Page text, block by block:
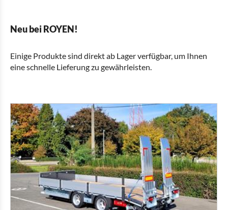
Neu bei ROYEN!
Einige Produkte sind direkt ab Lager verfügbar, um Ihnen
eine schnelle Lieferung zu gewährleisten.